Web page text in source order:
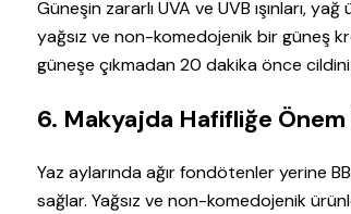
Güneşin zararlı UVA ve UVB ışınları,
yağsız ve non-komedojenik bir güneş
güneşe çıkmadan 20 dakika önce
6. Makyajda Hafifliğe
Yaz aylarında ağır fondötenler yerine
sağlar. Yağsız ve non-komedojenik